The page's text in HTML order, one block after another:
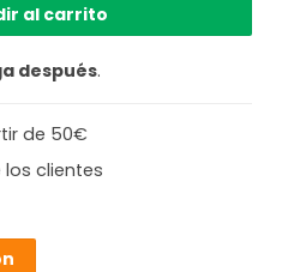
al carrito
después.
de 50€
clientes